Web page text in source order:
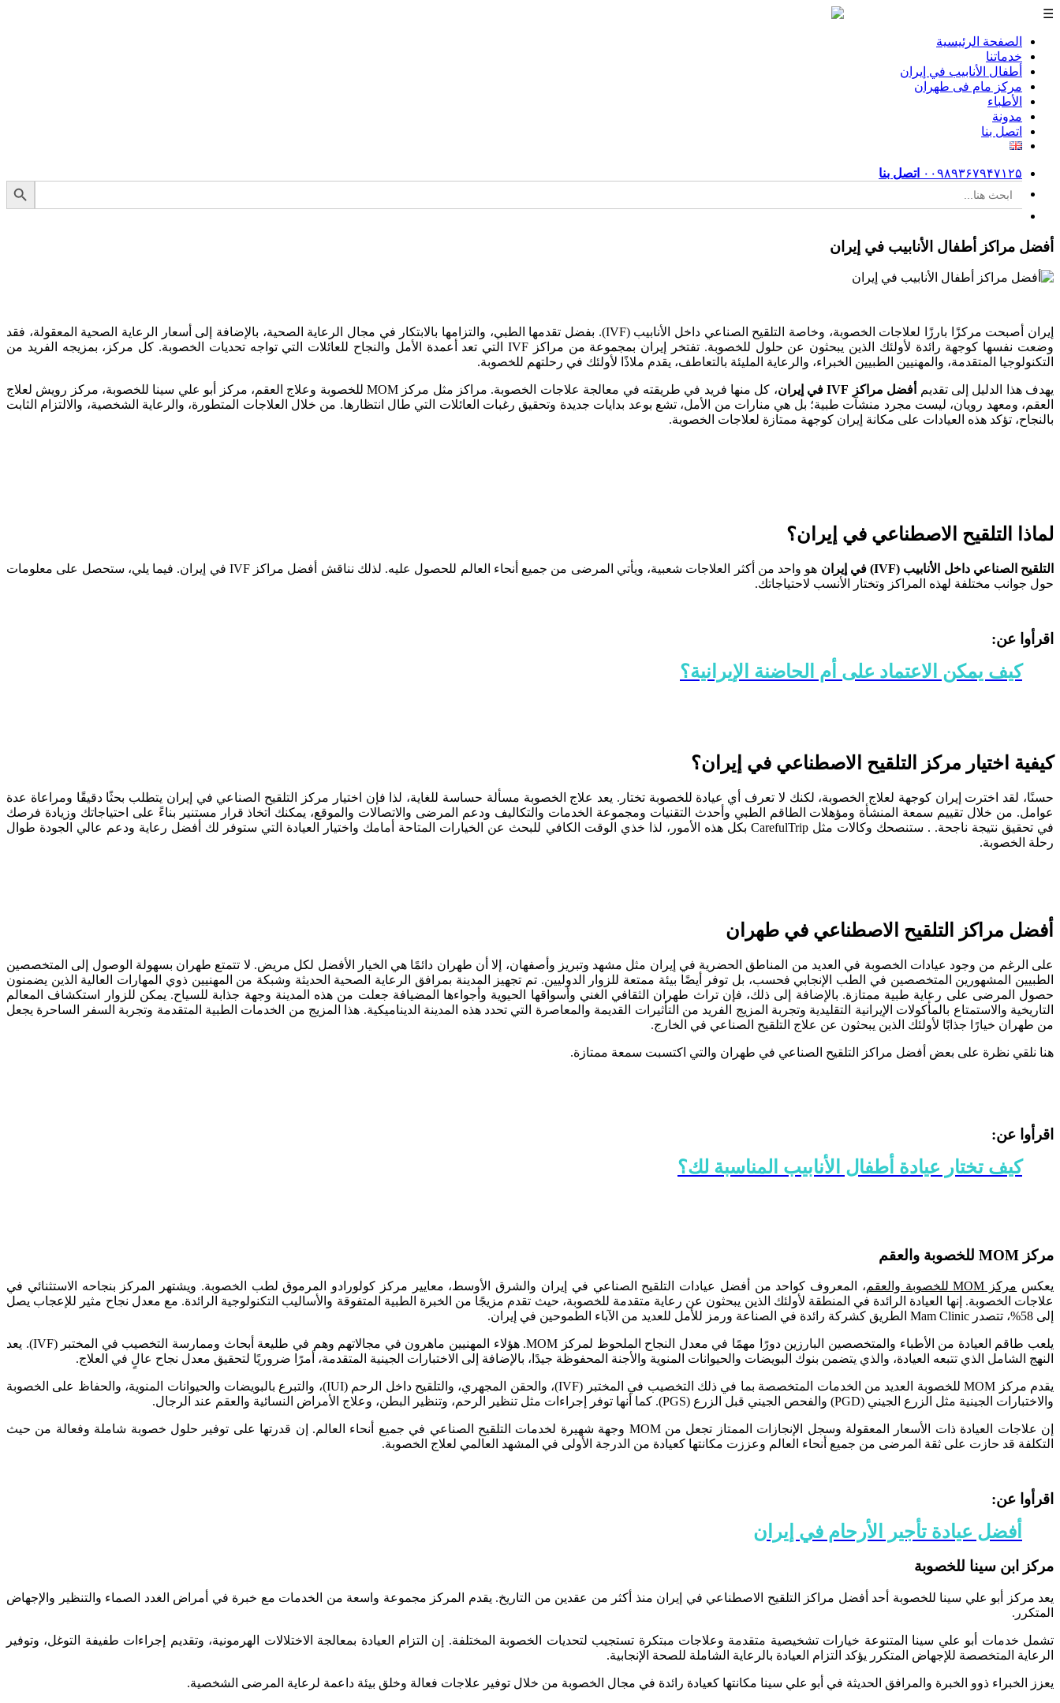
☰
الصفحة الرئيسية
خدماتنا
أطفال الأنابيب في إيران
مرکز مام فی طهران
الأطباء
مدونة
اتصل بنا
۰۰۹۸۹۳۶۷۹۴۷۱۲۵ اتصل بنا
Search
for:
Search Button
أفضل مراكز أطفال الأنابيب في إيران
إيران أصبحت مركزًا بارزًا لعلاجات الخصوبة، وخاصة التلقيح الصناعي داخل الأنابيب (IVF). بفضل تقدمها الطبي، والتزامها بالابتكار في مجال الرعاية الصحية، بالإضافة إلى أسعار الرعاية الصحية المعقولة، فقد
وضعت نفسها كوجهة رائدة لأولئك الذين يبحثون عن حلول للخصوبة. تفتخر إيران بمجموعة من مراكز IVF التي تعد أعمدة الأمل والنجاح للعائلات التي تواجه تحديات الخصوبة. كل مركز، بمزيجه الفريد من
التكنولوجيا المتقدمة، والمهنيين الطبيين الخبراء، والرعاية المليئة بالتعاطف، يقدم ملاذًا لأولئك في رحلتهم للخصوبة.
يهدف هذا الدليل إلى تقديم أفضل مراكز IVF في إيران
، كل منها فريد في طريقته في معالجة علاجات الخصوبة. مراكز مثل مركز MOM للخصوبة وعلاج العقم، مركز أبو علي سينا للخصوبة، مركز رويش لعلاج
العقم، ومعهد رويان، ليست مجرد منشآت طبية؛ بل هي منارات من الأمل، تشع بوعد بدايات جديدة وتحقيق رغبات العائلات التي طال انتظارها. من خلال العلاجات المتطورة، والرعاية الشخصية، والالتزام الثابت
بالنجاح، تؤكد هذه العيادات على مكانة إيران كوجهة ممتازة لعلاجات الخصوبة.
لماذا التلقيح الاصطناعي في إيران؟
التلقيح الصناعي داخل الأنابيب (IVF) في إيران
هو واحد من أكثر العلاجات شعبية، ويأتي المرضى من جميع أنحاء العالم للحصول عليه. لذلك نناقش أفضل مراكز IVF في إيران. فيما يلي، ستحصل على معلومات
حول جوانب مختلفة لهذه المراكز وتختار الأنسب لاحتياجاتك.
اقرأوا عن:
كيف يمكن الاعتماد على أم الحاضنة الإيرانية؟
كيفية اختيار مركز التلقيح الاصطناعي في إيران؟
حسنًا، لقد اخترت إيران كوجهة لعلاج الخصوبة، لكنك لا تعرف أي عيادة للخصوبة تختار. يعد علاج الخصوبة مسألة حساسة للغاية، لذا فإن اختيار مركز التلقيح الصناعي في إيران يتطلب بحثًا دقيقًا ومراعاة عدة
عوامل. من خلال تقييم سمعة المنشأة ومؤهلات الطاقم الطبي وأحدث التقنيات ومجموعة الخدمات والتكاليف ودعم المرضى والاتصالات والموقع، يمكنك اتخاذ قرار مستنير بناءً على احتياجاتك وزيادة فرصك
في تحقيق نتيجة ناجحة. . ستنصحك وكالات مثل CarefulTrip بكل هذه الأمور، لذا خذي الوقت الكافي للبحث عن الخيارات المتاحة أمامك واختيار العيادة التي ستوفر لك أفضل رعاية ودعم عالي الجودة طوال
رحلة الخصوبة.
أفضل مراكز التلقيح الاصطناعي في طهران
على الرغم من وجود عيادات الخصوبة في العديد من المناطق الحضرية في إيران مثل مشهد وتبريز وأصفهان، إلا أن طهران دائمًا هي الخيار الأفضل لكل مريض. لا تتمتع طهران بسهولة الوصول إلى المتخصصين
الطبيين المشهورين المتخصصين في الطب الإنجابي فحسب، بل توفر أيضًا بيئة ممتعة للزوار الدوليين. تم تجهيز المدينة بمرافق الرعاية الصحية الحديثة وشبكة من المهنيين ذوي المهارات العالية الذين يضمنون
حصول المرضى على رعاية طبية ممتازة. بالإضافة إلى ذلك، فإن تراث طهران الثقافي الغني وأسواقها الحيوية وأجواءها المضيافة جعلت من هذه المدينة وجهة جذابة للسياح. يمكن للزوار استكشاف المعالم
التاريخية والاستمتاع بالمأكولات الإيرانية التقليدية وتجربة المزيج الفريد من التأثيرات القديمة والمعاصرة التي تحدد هذه المدينة الديناميكية. هذا المزيج من الخدمات الطبية المتقدمة وتجربة السفر الساحرة يجعل
من طهران خيارًا جذابًا لأولئك الذين يبحثون عن علاج التلقيح الصناعي في الخارج.
هنا نلقي نظرة على بعض أفضل مراكز التلقيح الصناعي في طهران والتي اكتسبت سمعة ممتازة.
اقرأوا عن:
كيف تختار عيادة أطفال الأنابيب المناسبة لك؟
مركز MOM للخصوبة والعقم
يعكس مركز MOM للخصوبة والعقم
، المعروف كواحد من أفضل عيادات التلقيح الصناعي في إيران والشرق الأوسط، معايير مركز كولورادو المرموق لطب الخصوبة. ويشتهر المركز بنجاحه الاستثنائي في
علاجات الخصوبة. إنها العيادة الرائدة في المنطقة لأولئك الذين يبحثون عن رعاية متقدمة للخصوبة، حيث تقدم مزيجًا من الخبرة الطبية المتفوقة والأساليب التكنولوجية الرائدة. مع معدل نجاح مثير للإعجاب يصل
إلى 58%، تتصدر Mam Clinic الطريق كشركة رائدة في الصناعة ورمز للأمل للعديد من الآباء الطموحين في إيران.
يلعب طاقم العيادة من الأطباء والمتخصصين البارزين دورًا مهمًا في معدل النجاح الملحوظ لمركز MOM. هؤلاء المهنيين ماهرون في مجالاتهم وهم في طليعة أبحاث وممارسة التخصيب في المختبر (IVF). يعد
النهج الشامل الذي تتبعه العيادة، والذي يتضمن بنوك البويضات والحيوانات المنوية والأجنة المحفوظة جيدًا، بالإضافة إلى الاختبارات الجينية المتقدمة، أمرًا ضروريًا لتحقيق معدل نجاح عالٍ في العلاج.
يقدم مركز MOM للخصوبة العديد من الخدمات المتخصصة بما في ذلك التخصيب في المختبر (IVF)، والحقن المجهري، والتلقيح داخل الرحم (IUI)، والتبرع بالبويضات والحيوانات المنوية، والحفاظ على الخصوبة
والاختبارات الجينية مثل الزرع الجيني (PGD) والفحص الجيني قبل الزرع (PGS). كما أنها توفر إجراءات مثل تنظير الرحم، وتنظير البطن، وعلاج الأمراض النسائية والعقم عند الرجال.
إن علاجات العيادة ذات الأسعار المعقولة وسجل الإنجازات الممتاز تجعل من MOM وجهة شهيرة لخدمات التلقيح الصناعي في جميع أنحاء العالم. إن قدرتها على توفير حلول خصوبة شاملة وفعالة من حيث
التكلفة قد حازت على ثقة المرضى من جميع أنحاء العالم وعززت مكانتها كعيادة من الدرجة الأولى في المشهد العالمي لعلاج الخصوبة.
اقرأوا عن:
أفضل عيادة تأجير الأرحام في إيران
مركز ابن سينا ​​للخصوبة
يعد مركز أبو علي سينا ​​للخصوبة أحد أفضل مراكز التلقيح الاصطناعي في إيران منذ أكثر من عقدين من التاريخ. يقدم المركز مجموعة واسعة من الخدمات مع خبرة في أمراض الغدد الصماء والتنظير والإجهاض
المتكرر.
تشمل خدمات أبو علي سينا ​​المتنوعة خيارات تشخيصية متقدمة وعلاجات مبتكرة تستجيب لتحديات الخصوبة المختلفة. إن التزام العيادة بمعالجة الاختلالات الهرمونية، وتقديم إجراءات طفيفة التوغل، وتوفير
الرعاية المتخصصة للإجهاض المتكرر يؤكد التزام العيادة بالرعاية الشاملة للصحة الإنجابية.
يعزز الخبراء ذوو الخبرة والمرافق الحديثة في أبو علي سينا ​​مكانتها كعيادة رائدة في مجال الخصوبة من خلال توفير علاجات فعالة وخلق بيئة داعمة لرعاية المرضى الشخصية.